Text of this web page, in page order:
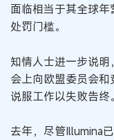
面临相当于其全球
处罚门槛。
知情人士进一步说
会上向欧盟委员会
说服工作以失败告终。
去年，尽管Illumina